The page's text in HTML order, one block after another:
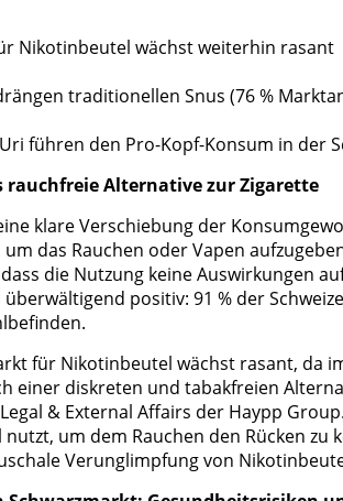
Nikotinbeutel wächst weiterhin rasant
traditionellen Snus (76 %
führen den Pro-Kopf-Konsum in der
Alternative zur Zigarette
klare Verschiebung der
das Rauchen oder Vapen
die Nutzung keine Auswirkungen
überwältigend positiv: 91 % der
für Nikotinbeutel wächst rasant, da
einer diskreten und tabakfreien
& External Affairs der Haypp
nutzt, um dem Rauchen den Rücken
Verunglimpfung von